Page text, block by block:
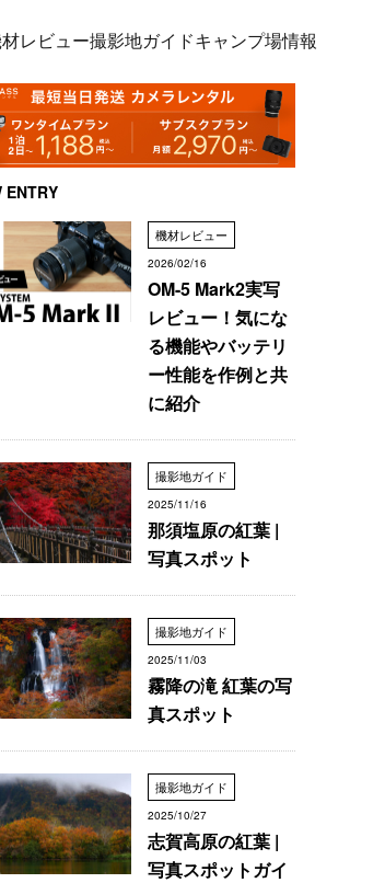
レビュー撮影地ガイドキャンプ場情報
ENTRY
機材レビュー
2026/02/16
OM-5 Mark2実写
レビュー！気にな
る機能やバッテリ
ー性能を作例と共
に紹介
撮影地ガイド
2025/11/16
那須塩原の紅葉 |
写真スポット
撮影地ガイド
2025/11/03
霧降の滝 紅葉の写
真スポット
撮影地ガイド
2025/10/27
志賀高原の紅葉 |
写真スポットガイ